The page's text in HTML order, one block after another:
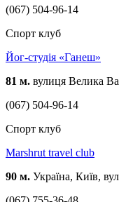
(067) 504-96-14
Спорт клуб
Йог-студія «Ганеш»
81 м. вулиця Велика
(067) 504-96-14
Спорт клуб
Marshrut travel club
90 м. Україна, Київ,